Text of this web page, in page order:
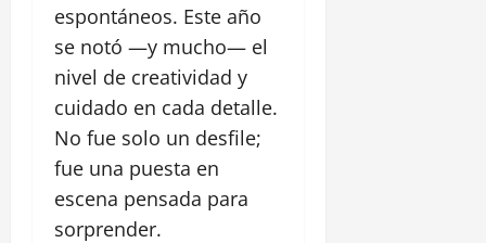
espontáneos. Este año
se notó —y mucho— el
nivel de creatividad y
cuidado en cada detalle.
No fue solo un desfile;
fue una puesta en
escena pensada para
sorprender.